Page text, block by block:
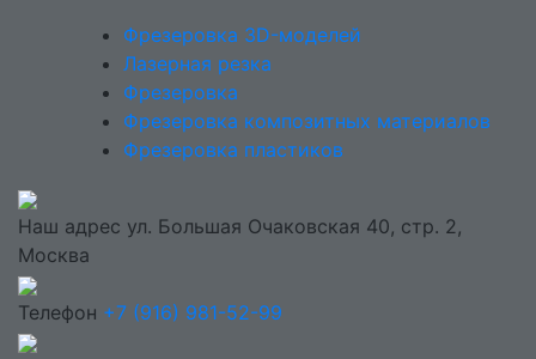
Фрезеровка 3D-моделей
Лазерная резка
Фрезеровка
Фрезеровка композитных материалов
Фрезеровка пластиков
Наш адрес ул. Большая Очаковская 40, стр. 2,
Москва
Телефон +7 (916) 981-52-99